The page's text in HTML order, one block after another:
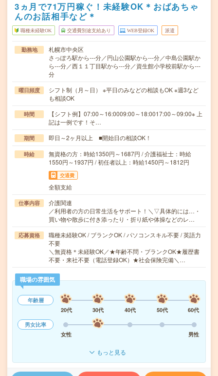
3ヵ月で71万円稼ぐ！未経験OK＊おばあちゃ
んのお話相手など＊
職種未経験OK 交通費別途支給あり WEB登録OK 派遣
勤務地
札幌市中央区
さっぽろ駅から---分／円山公園駅から---分／中島公園駅か
ら---分／西１１丁目駅から---分／資生館小学校前駅から---
分
曜日頻度
シフト制（月～日） ※平日のみなどの相談もOK ※週3など
も相談OK
時間
【シフト例】07:00～16:0009:00～18:0017:00～09:00※ 上
記は一例です！そ…
期間 即日～2ヶ月以上 ■開始日の相談OK！
時給
無資格の方：時給1350円～1687円 / 介護福祉士：時給
1550円～1937円 / 初任者以上：時給1450円～1812円
交通費
全額支給
仕事内容
介護関連
／利用者の方の日常生活をサポート！＼▽具体的には…・
買い物や散歩に付き添ったり・折り紙や体操などのレ…
応募資格
職種未経験OK / ブランクOK / パソコンスキル不要 / 英語力
不要
＼無資格＊未経験OK／★年齢不問・ブランクOK★履歴書
不要・来社不要（電話登録OK）★社会保険完備＼…
職場の雰囲気
年齢層
20代
30代 40代 50代
60代
男女比率
女性
男性
もっと見る